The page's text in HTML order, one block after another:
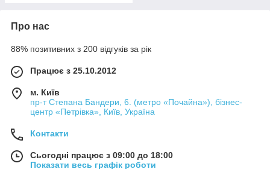
Про нас
88% позитивних з 200 відгуків за рік
Працює з 25.10.2012
м. Київ
пр-т Степана Бандери, 6. (метро «Почайна»), бізнес-
центр «Петрівка», Київ, Україна
Контакти
Сьогодні працює з 09:00 до 18:00
Показати весь графік роботи